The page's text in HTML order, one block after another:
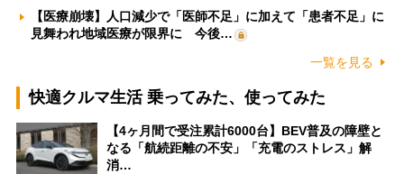
【医療崩壊】人口減少で「医師不足」に加えて「患者不足」に
見舞われ地域医療が限界に 今後…
一覧を見る
快適クルマ生活 乗ってみた、使ってみた
【4ヶ月間で受注累計6000台】BEV普及の障壁と
なる「航続距離の不安」「充電のストレス」解
消…